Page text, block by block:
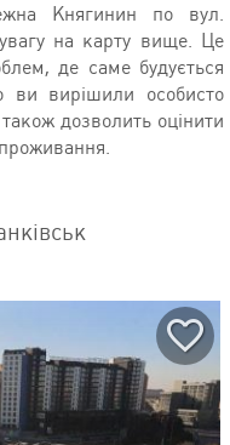
Княгинин по вул.
на карту вище. Це
де саме будується
вирішили особисто
дозволить оцінити
проживання.